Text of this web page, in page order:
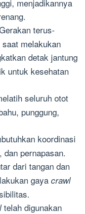
menjadikannya
terus-
melakukan
detak jantung
untuk kesehatan
seluruh otot
punggung,
koordinasi
pernapasan.
dari tangan dan
gaya crawl
telah digunakan